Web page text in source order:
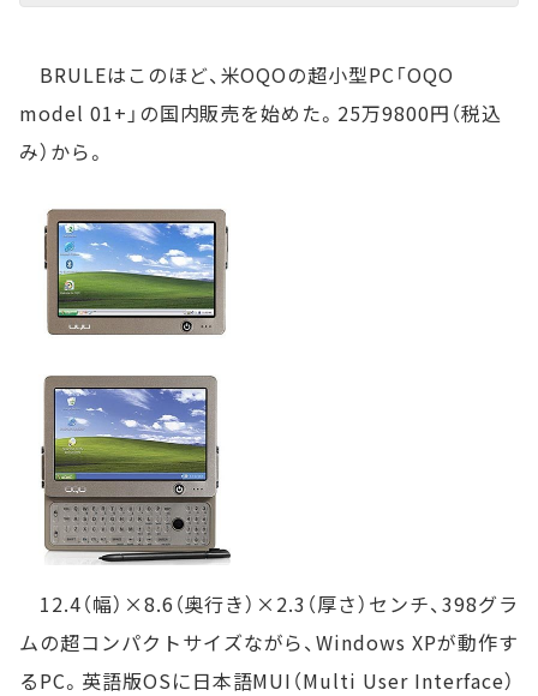
BRULEはこのほど、米OQOの超小型PC「OQO
model 01+」の国内販売を始めた。25万9800円（税込
み）から。
12.4（幅）×8.6（奥行き）×2.3（厚さ）センチ、398グラ
ムの超コンパクトサイズながら、Windows XPが動作す
るPC。英語版OSに日本語MUI（Multi User Interface）